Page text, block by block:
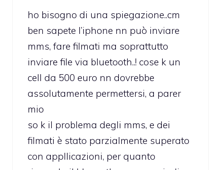
ho bisogno di una spiegazione..cm
ben sapete l’iphone nn può inviare
mms, fare filmati ma soprattutto
inviare file via bluetooth..! cose k un
cell da 500 euro nn dovrebbe
assolutamente permettersi, a parer
mio
so k il problema degli mms, e dei
filmati è stato parzialmente superato
con appllicazioni, per quanto